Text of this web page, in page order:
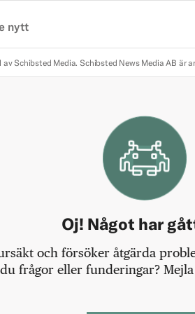
nytt
av Schibsted Media. Schibsted News Media AB är
Oj! Något har
och försöker åtgärda
frågor eller funderingar?